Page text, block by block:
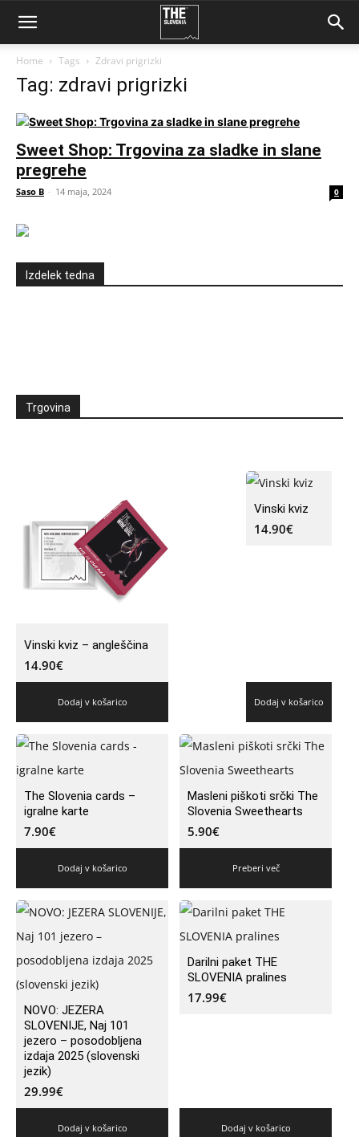
Home Tags Zdravi prigrizki
Tag: zdravi prigrizki
Sweet Shop: Trgovina za sladke in slane
pregrehe
Saso B - 14 maja, 2024 0
Izdelek tedna
Trgovina
Vinski kviz – angleščina
14.90€
Dodaj v košarico
Vinski kviz
14.90€
Dodaj v košarico
The Slovenia cards –
igralne karte
7.90€
Dodaj v košarico
Masleni piškoti srčki The
Slovenia Sweethearts
5.90€
Preberi več
NOVO: JEZERA
SLOVENIJE, Naj 101
jezero – posodobljena
izdaja 2025 (slovenski
jezik)
29.99€
Dodaj v košarico
Darilni paket THE
SLOVENIA pralines
17.99€
Dodaj v košarico